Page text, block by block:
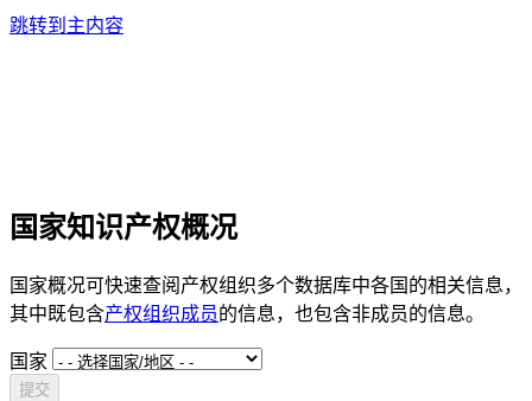
跳转到主内容
国家知识产权概况
国家概况可快速查阅产权组织多个数据库中各国的相关信息，
其中既包含产权组织成员的信息，也包含非成员的信息。
国家
提交